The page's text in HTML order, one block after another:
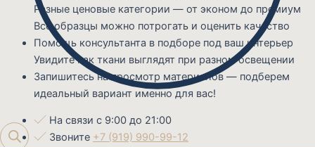
Разные ценовые категории — от эконом до премиум
Все образцы можно потрогать и оценить качество
Помощь консультанта в подборе под ваш интерьер
Увидите как ткани выглядят при разном освещении
Запишитесь на просмотр материалов — подберем
идеальный вариант именно для вас!
На связи с 9:00 до 21:00
Звоните +7 (919) 990-99-12